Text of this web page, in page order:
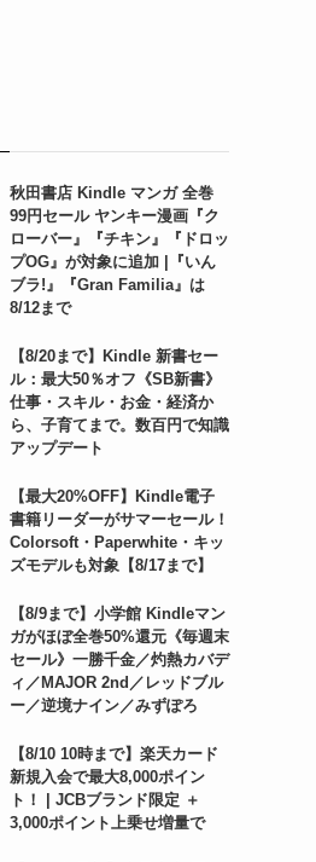
秋田書店 Kindle マンガ 全巻
99円セール ヤンキー漫画『ク
ローバー』『チキン』『ドロッ
プOG』が対象に追加 |『いん
ブラ!』『Gran Familia』は
8/12まで
【8/20まで】Kindle 新書セー
ル：最大50％オフ《SB新書》
仕事・スキル・お金・経済か
ら、子育てまで。数百円で知識
アップデート
【最大20%OFF】Kindle電子
書籍リーダーがサマーセール！
Colorsoft・Paperwhite・キッ
ズモデルも対象【8/17まで】
【8/9まで】小学館 Kindleマン
ガがほぼ全巻50%還元《毎週末
セール》一勝千金／灼熱カバデ
ィ／MAJOR 2nd／レッドブル
ー／逆境ナイン／みずぽろ
【8/10 10時まで】楽天カード
新規入会で最大8,000ポイン
ト！ | JCBブランド限定 ＋
3,000ポイント上乗せ増量で